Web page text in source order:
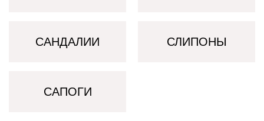
САНДАЛИИ СЛИПОНЫ
САПОГИ